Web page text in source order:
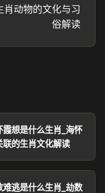
肖动物的文化与习
俗解读
霞想是什么生肖_海怀
联的生肖文化解读
难逃是什么生肖_劫数